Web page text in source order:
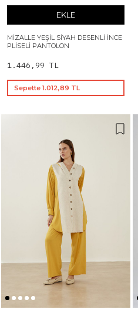
EKLE
MIZALLE YEŞIL SIYAH DESENLI İNCE
PLISELI PANTOLON
1.446,99 TL
Sepette 1.012,89 TL